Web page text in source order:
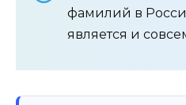
фамилий в
является и